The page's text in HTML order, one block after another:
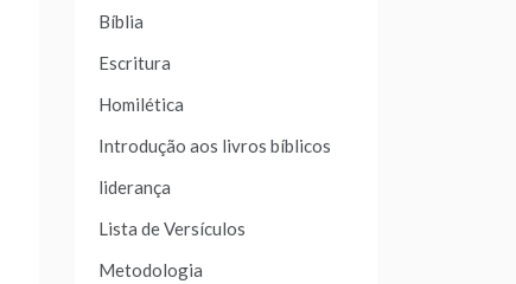
Bíblia
Escritura
Homilética
Introdução aos livros bíblicos
liderança
Lista de Versículos
Metodologia